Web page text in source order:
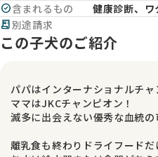
check_circle含まれるもの
健康診断、ワ
receipt_long別途請求
この子犬のご紹介
パパはインターナショナルチャ
ママはJKCチャンピオン！
滅多に出会えない優秀な血統
離乳食も終わりドライフード